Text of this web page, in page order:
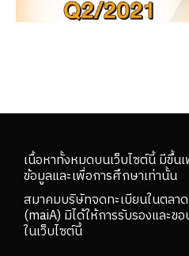
เนื้อหาทั้งหมดบนเว็บไซต์นี้ มีขึ้น
ข้อมูลและเพื่อการศึกษาเท่านั้น
สมาคมบริษัทจดทะเบียนในตลา
(maiA) มิได้ให้การรับรองและข
ในเว็บไซต์นี้